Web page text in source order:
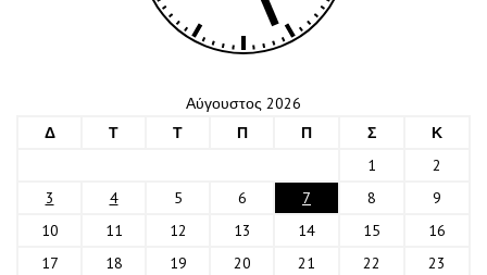
Αύγουστος 2026
Δ
Τ Τ Π Π Σ
Κ
1
2
3
4 5 6 7 8
9
10
11 12 13 14 15
16
17
18 19 20 21 22
23